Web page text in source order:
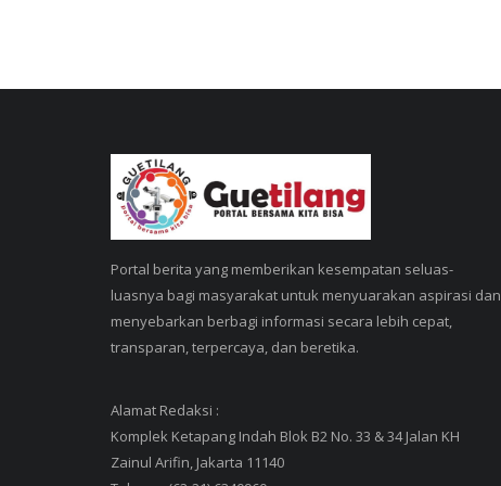
Portal berita yang memberikan kesempatan seluas-
luasnya bagi masyarakat untuk menyuarakan aspirasi dan
menyebarkan berbagi informasi secara lebih cepat,
transparan, terpercaya, dan beretika.
Alamat Redaksi :
Komplek Ketapang Indah Blok B2 No. 33 & 34 Jalan KH
Zainul Arifin, Jakarta 11140